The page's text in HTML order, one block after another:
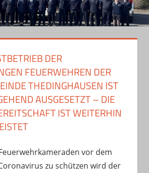
DER
FEUERWEHREN DER
THEDINGHAUSEN IST
AUSGESETZT – DIE
IST WEITERHIN
vor dem
zu schützen wird der